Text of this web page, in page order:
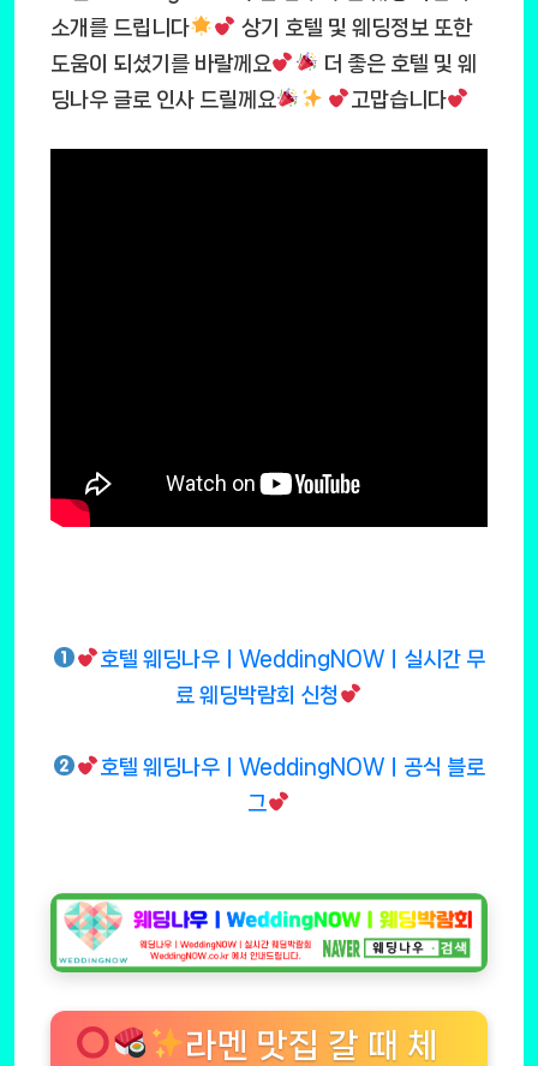
소개를 드립니다
상기 호텔 및 웨딩정보 또한
도움이 되셨기를 바랄께요
더 좋은 호텔 및 웨
딩나우 글로 인사 드릴께요
고맙습니다
호텔 웨딩나우ㅣWeddingNOWㅣ실시간 무
료 웨딩박람회 신청
호텔 웨딩나우ㅣWeddingNOWㅣ공식 블로
그
라멘 맛집 갈 때 체